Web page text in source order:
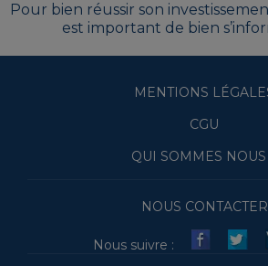
Pour bien réussir son
est important de bien
MENTIONS
CGU
QUI SOMMES NOUS
NOUS CONTACTER
Nous suivre :